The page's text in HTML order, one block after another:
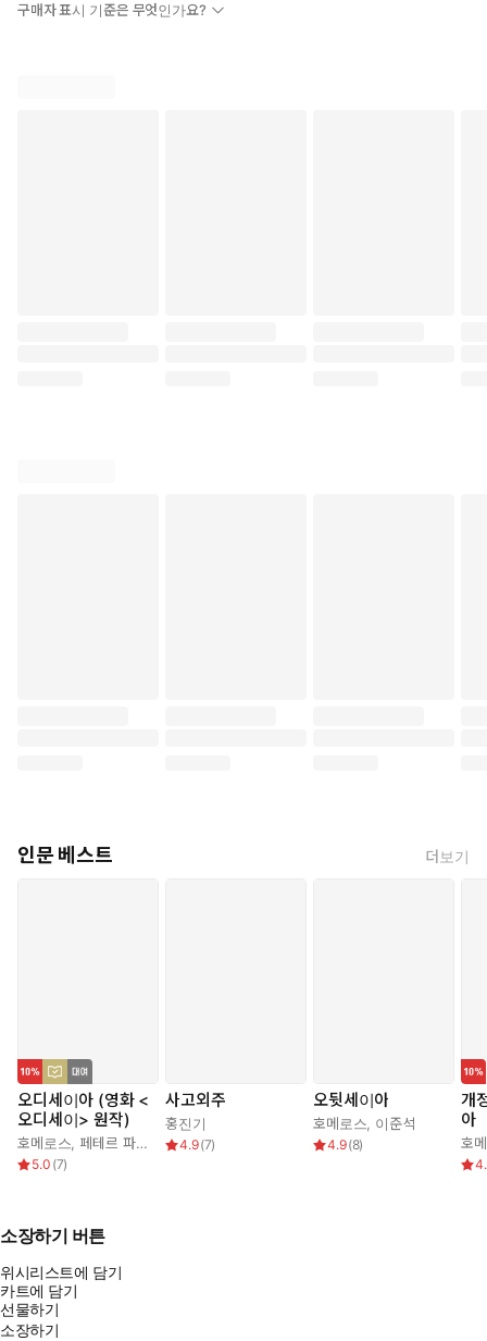
구매자 표시 기준은 무엇인가요?
인문 베스트 더보기
오디세이아 (영화 <
오디세이> 원작)
호메로스 페테르 파울 루벤스 ,박문재
5.0 (7)
사고외주
홍진기
4.9(7)
오뒷세이아
호메로스 이준석
4.9(8)
개
아
호
소장하기 버튼
위시리스트에 담기
카트에 담기
선물하기
소장하기